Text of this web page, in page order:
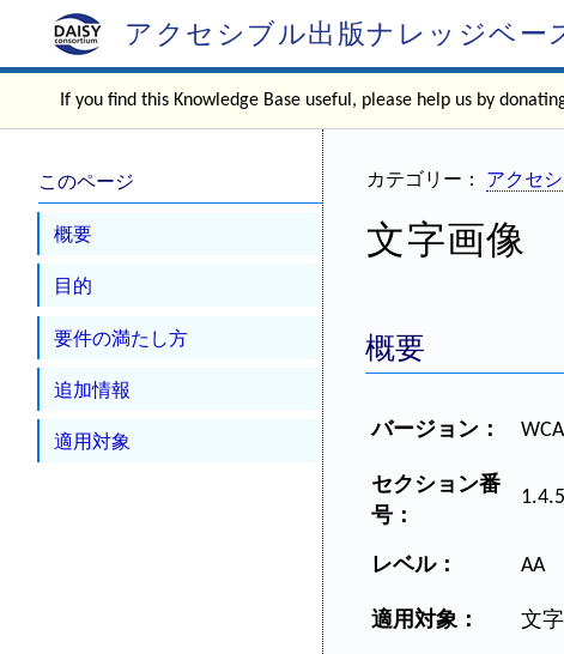
アクセシブル出版ナレッジベー
If you find this Knowledge Base useful, please help us by
このページ
概要
目的
要件の満たし方
追加情報
適用対象
カテゴリー： アクセ
文字画像
概要
バージョン：
セクション番
号：
1.4.5
レベル： AA
適用対象： 文